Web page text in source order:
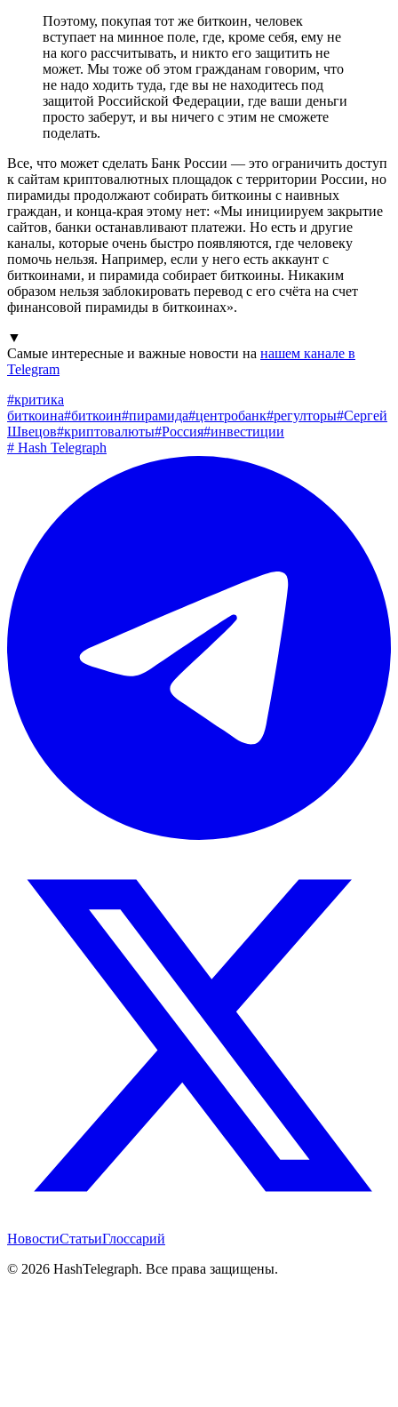
Поэтому, покупая тот же биткоин, человек
вступает на минное поле, где, кроме себя, ему не
на кого рассчитывать, и никто его защитить не
может. Мы тоже об этом гражданам говорим, что
не надо ходить туда, где вы не находитесь под
защитой Российской Федерации, где ваши деньги
просто заберут, и вы ничего с этим не сможете
поделать.
Все, что может сделать Банк России — это ограничить доступ
к сайтам криптовалютных площадок с территории России, но
пирамиды продолжают собирать биткоины с наивных
граждан, и конца-края этому нет: «Мы инициируем закрытие
сайтов, банки останавливают платежи. Но есть и другие
каналы, которые очень быстро появляются, где человеку
помочь нельзя. Например, если у него есть аккаунт с
биткоинами, и пирамида собирает биткоины. Никаким
образом нельзя заблокировать перевод с его счёта на счет
финансовой пирамиды в биткоинах».
▼
Самые интересные и важные новости на нашем канале в
Telegram
#критика
биткоина#биткоин#пирамида#центробанк#регулторы#Сергей
Швецов#криптовалюты#Россия#инвестиции
# Hash Telegraph
НовостиСтатьиГлоссарий
© 2026 HashTelegraph. Все права защищены.